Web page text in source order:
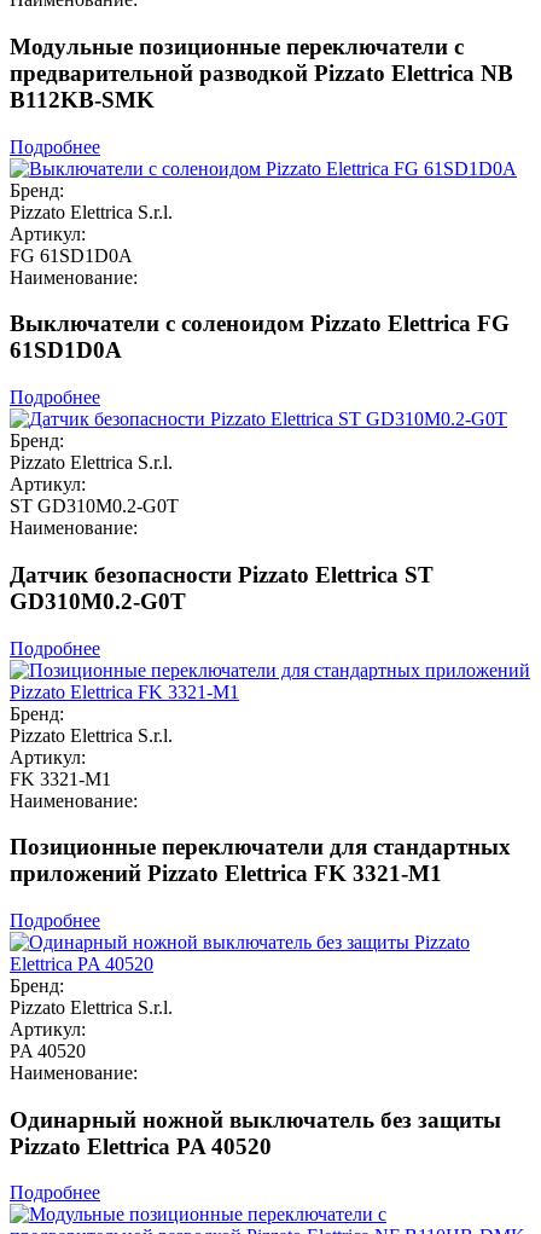
Модульные позиционные переключатели с
предварительной разводкой Pizzato Elettrica NB
B112KB-SMK
Подробнее
Бренд:
Pizzato Elettrica S.r.l.
Артикул:
FG 61SD1D0A
Наименование:
Выключатели с соленоидом Pizzato Elettrica FG
61SD1D0A
Подробнее
Бренд:
Pizzato Elettrica S.r.l.
Артикул:
ST GD310M0.2-G0T
Наименование:
Датчик безопасности Pizzato Elettrica ST
GD310M0.2-G0T
Подробнее
Бренд:
Pizzato Elettrica S.r.l.
Артикул:
FK 3321-M1
Наименование:
Позиционные переключатели для стандартных
приложений Pizzato Elettrica FK 3321-M1
Подробнее
Бренд:
Pizzato Elettrica S.r.l.
Артикул:
PA 40520
Наименование:
Одинарный ножной выключатель без защиты
Pizzato Elettrica PA 40520
Подробнее